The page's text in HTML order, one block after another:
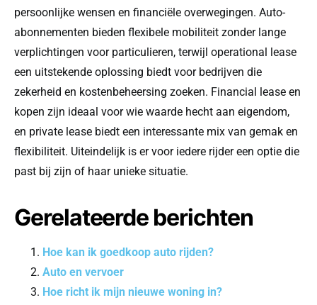
persoonlijke wensen en financiële overwegingen. Auto-
abonnementen bieden flexibele mobiliteit zonder lange
verplichtingen voor particulieren, terwijl operational lease
een uitstekende oplossing biedt voor bedrijven die
zekerheid en kostenbeheersing zoeken. Financial lease en
kopen zijn ideaal voor wie waarde hecht aan eigendom,
en private lease biedt een interessante mix van gemak en
flexibiliteit. Uiteindelijk is er voor iedere rijder een optie die
past bij zijn of haar unieke situatie.
Gerelateerde berichten
Hoe kan ik goedkoop auto rijden?
Auto en vervoer
Hoe richt ik mijn nieuwe woning in?